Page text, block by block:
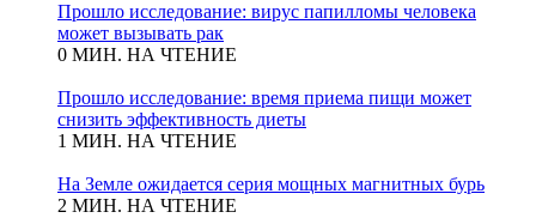
Прошло исследование: вирус папилломы человека
может вызывать рак
0 МИН. НА ЧТЕНИЕ
Прошло исследование: время приема пищи может
снизить эффективность диеты
1 МИН. НА ЧТЕНИЕ
На Земле ожидается серия мощных магнитных бурь
2 МИН. НА ЧТЕНИЕ